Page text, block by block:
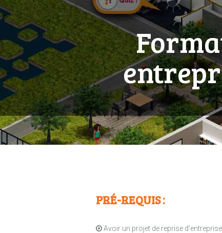
PRÉ-REQUIS :
Avoir un projet de reprise d’entreprise.